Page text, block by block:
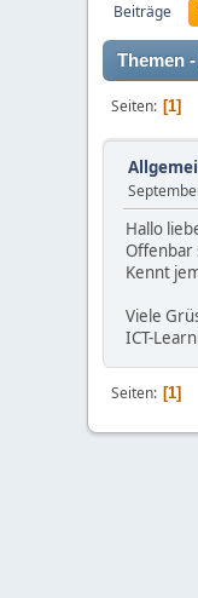
Beiträge
Themen
Seiten 1
Hallo
Offenbar
Kennt
Viele
ICT-
Seiten 1